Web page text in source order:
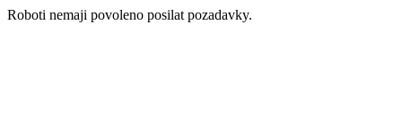
Roboti nemaji povoleno posilat pozadavky.